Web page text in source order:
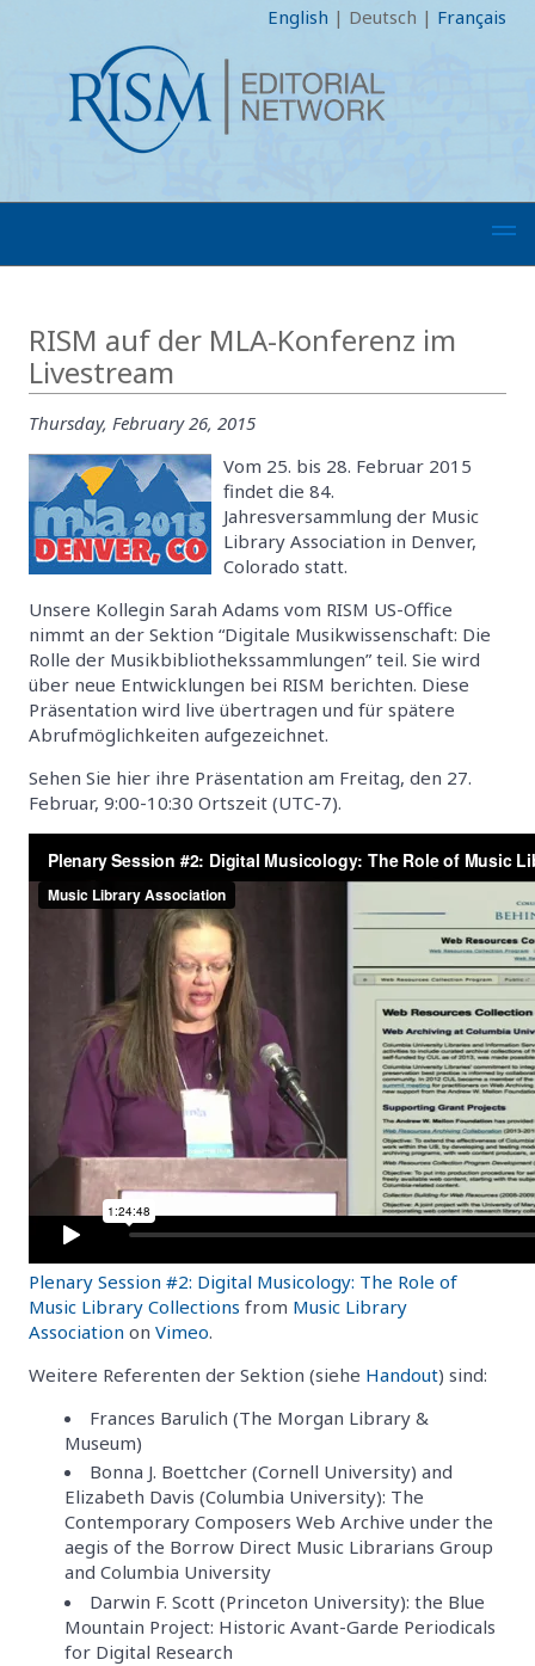
English | Deutsch | Français
RISM auf der MLA-Konferenz im
Livestream
Thursday, February 26, 2015
Vom 25. bis 28. Februar 2015
findet die 84.
Jahresversammlung der Music
Library Association in Denver,
Colorado statt.
Unsere Kollegin Sarah Adams vom RISM US-Office
nimmt an der Sektion “Digitale Musikwissenschaft: Die
Rolle der Musikbibliothekssammlungen” teil. Sie wird
über neue Entwicklungen bei RISM berichten. Diese
Präsentation wird live übertragen und für spätere
Abrufmöglichkeiten aufgezeichnet.
Sehen Sie hier ihre Präsentation am Freitag, den 27.
Februar, 9:00-10:30 Ortszeit (UTC-7).
Plenary Session #2: Digital Musicology: The Role of
Music Library Collections from Music Library
Association on Vimeo.
Weitere Referenten der Sektion (siehe Handout) sind:
Frances Barulich (The Morgan Library &
Museum)
Bonna J. Boettcher (Cornell University) and
Elizabeth Davis (Columbia University): The
Contemporary Composers Web Archive under the
aegis of the Borrow Direct Music Librarians Group
and Columbia University
Darwin F. Scott (Princeton University): the Blue
Mountain Project: Historic Avant-Garde Periodicals
for Digital Research